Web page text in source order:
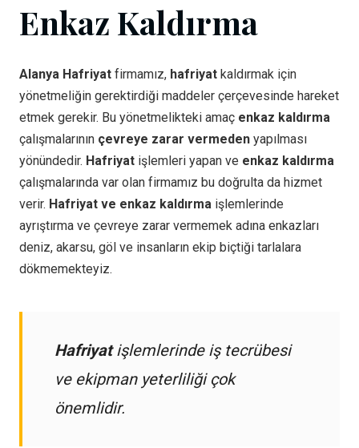
Enkaz Kaldırma
Alanya Hafriyat firmamız, hafriyat kaldırmak için
yönetmeliğin gerektirdiği maddeler çerçevesinde hareket
etmek gerekir. Bu yönetmelikteki amaç enkaz kaldırma
çalışmalarının çevreye zarar vermeden yapılması
yönündedir. Hafriyat işlemleri yapan ve enkaz kaldırma
çalışmalarında var olan firmamız bu doğrulta da hizmet
verir. Hafriyat ve enkaz kaldırma işlemlerinde
ayrıştırma ve çevreye zarar vermemek adına enkazları
deniz, akarsu, göl ve insanların ekip biçtiği tarlalara
dökmemekteyiz.
Hafriyatişlemlerinde iş tecrübesi
ve ekipman yeterliliği çok
önemlidir.